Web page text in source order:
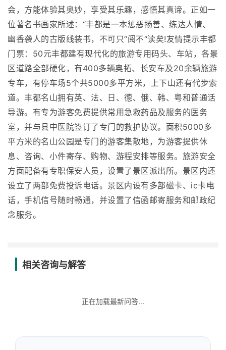
会，方能体验其奥妙，享受其乐趣，感悟其真谛。正如一
位著名书画家所述：“丰都是一本惩恶扬善、练达人情、
幽香袭人的古版线装书，不可只“阅不“读矣!友情提示丰都
门票：50元丰都建有现代化的旅游专用码头、车站，各景
区道路全部硬化，有400多辆奥拓、长安车及20余辆旅游
专车，有停车场5个共5000多平方米，上下山还有代步索
道。丰都名山拥有英、法、日、德、俄、韩、粤和普通话
导游。有专为游客免费提供常用急救药品及服务的医务
室，并与县中医院签订了专门的救护协议。面积5000多
平方米的名山公园是专门的游客集散地，为游客提供休
息、咨询、小件寄存、购物、游程安排等服务。旅游安全
方面配备有专职保安人员，设置了景区派出所。景区内还
设立了两部免费投诉电话。景区内设有多部磁卡、ic卡电
话，手机信号随时畅通，并设置了信函邮寄服务和邮政纪
念服务。
相关咨询与解答
正在加载最新问答...